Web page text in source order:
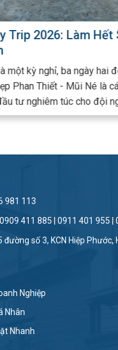
HCMC Tổ
Anh Toàn Diện
Viên
bối cảnh hội nhập và môi
nghiệp, tiếng Anh
mà đã trở thành công cụ
viên (CBNV) nâng cao hiệu
981 113
0909 411 885 | 0911 401 955 |
đường số 3, KCN Hiệp Phước,
Nghiệp
Nhân
Nhanh